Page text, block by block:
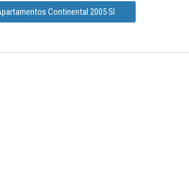
Continental 2005 Sl